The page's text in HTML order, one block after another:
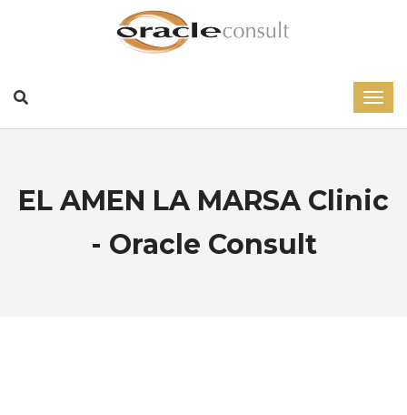
EL AMEN LA MARSA Clinic
- Oracle Consult